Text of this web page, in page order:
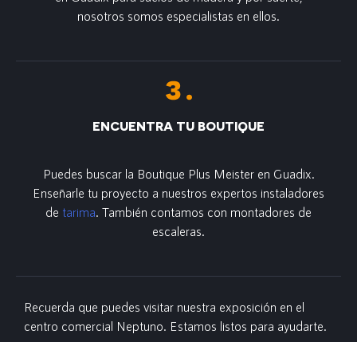
nosotros somos especialistas en ellos.
ENCUENTRA TU BOUTIQUE
Puedes buscar la Boutique Plus Meister en Guadix.
Enseñarle tu proyecto a nuestros expertos instaladores
de tarima. También contamos con montadores de
escaleras.
Recuerda que puedes visitar nuestra exposición en el
centro comercial Neptuno. Estamos listos para ayudarte.